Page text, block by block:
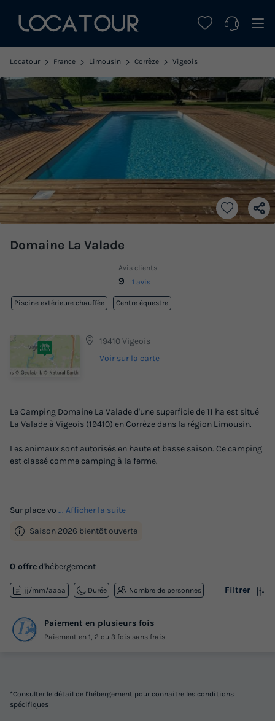
Locatour France Limousin Corrèze Vigeois
Domaine La Valade
Avis clients
9 1 avis
Piscine extérieure chauffée Centre équestre
19410 Vigeois
Voir sur la carte
Le Camping Domaine La Valade d'une superficie de 11 ha est situé
La Valade à Vigeois (19410) en Corrèze dans la région Limousin.
Les animaux sont autorisés en haute et basse saison. Ce camping
est classé comme camping à la ferme.
Sur place vo ... Afficher la suite
Saison 2026 bientôt ouverte
0 offre d'hébergement
jj/mm/aaaa Durée Nombre de personnes Filtrer
Paiement en plusieurs fois
Paiement en 1, 2 ou 3 fois sans frais
*Consulter le détail de l'hébergement pour connaitre les conditions
spécifiques